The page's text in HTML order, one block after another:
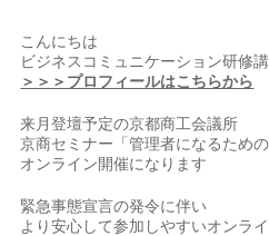
こんにちは
ビジネスコミュニケーション研修
＞＞＞プロフィールはこちらから
来月登壇予定の京都商工会議所
京商セミナー「管理者になるため
オンライン開催になります
緊急事態宣言の発令に伴い
より安心して参加しやすいオンラ